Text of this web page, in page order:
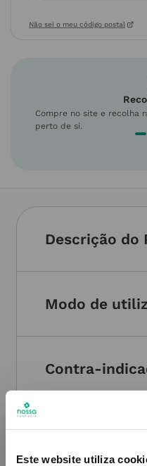
Este website utiliza
Não sei o meu código postal
Compre no site e recolha
perto de si.
Descrição do
Modo de
Contra-
Informações